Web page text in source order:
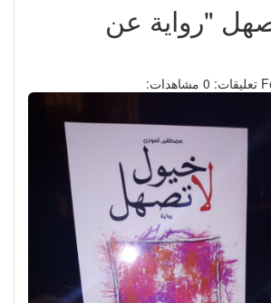
"رواية عن
تعليقات: 0 مشاهدات: